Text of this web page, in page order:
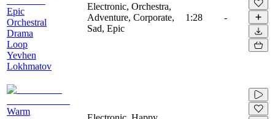
Epic
Orchestral
Drama
Loop
Yevhen
Lokhmatov
Electronic, Orchestra,
Adventure, Corporate,
Sad, Epic
1:28 -
Warm